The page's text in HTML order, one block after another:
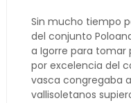
Sin mucho tiempo
del conjunto
a Igorre para tomar
por excelencia del
vasca congregaba
vallisoletanos